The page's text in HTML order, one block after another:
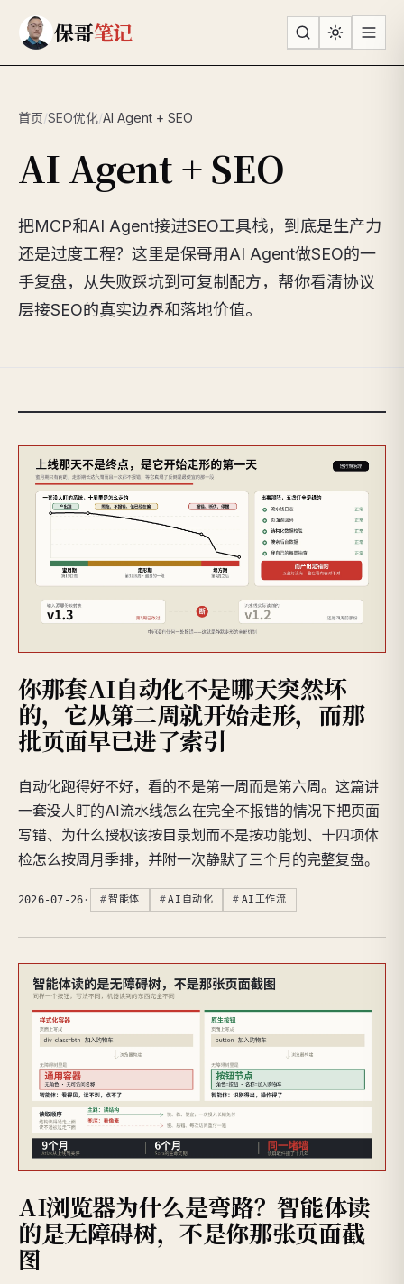
保哥笔记
首页/SEO优化/AI Agent + SEO
AI Agent + SEO
把MCP和AI Agent接进SEO工具栈，到底是生产力
还是过度工程？这里是保哥用AI Agent做SEO的一
手复盘，从失败踩坑到可复制配方，帮你看清协议
层接SEO的真实边界和落地价值。
你那套AI自动化不是哪天突然坏
的，它从第二周就开始走形，而那
批页面早已进了索引
自动化跑得好不好，看的不是第一周而是第六周。这篇讲
一套没人盯的AI流水线怎么在完全不报错的情况下把页面
写错、为什么授权该按目录划而不是按功能划、十四项体
检怎么按周月季排，并附一次静默了三个月的完整复盘。
2026-07-26 · 智能体 AI自动化 AI工作流
AI浏览器为什么是弯路？智能体读
的是无障碍树，不是你那张页面截
图